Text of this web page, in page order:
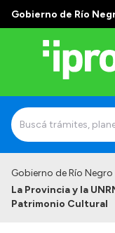
Gobierno de Río
Institucional
Gobierno de Río Negro
La Provincia y la
Patrimonio Cultural